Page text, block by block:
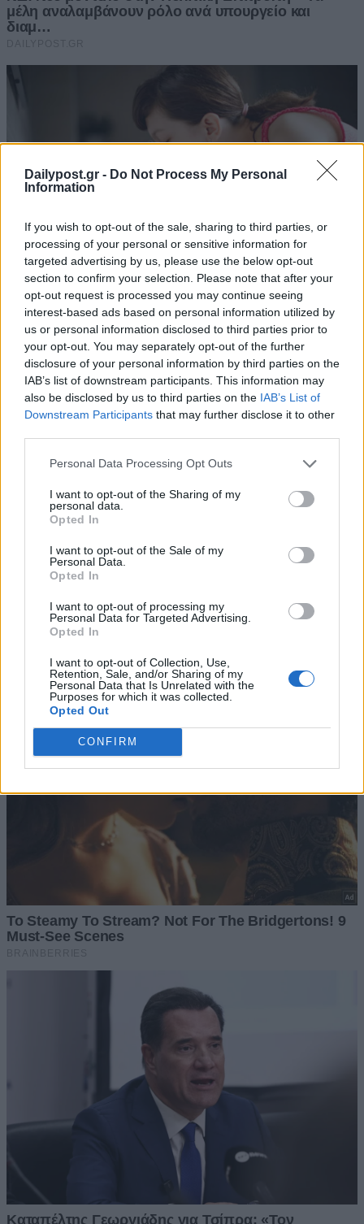
Dailypost.gr - Do Not Process My Personal
Information
If you wish to opt-out of the sale, sharing to third parties, or
processing of your personal or sensitive information for
targeted advertising by us, please use the below opt-out
section to confirm your selection. Please note that after your
opt-out request is processed you may continue seeing
interest-based ads based on personal information utilized by
us or personal information disclosed to third parties prior to
your opt-out. You may separately opt-out of the further
disclosure of your personal information by third parties on the
IAB’s list of downstream participants. This information may
also be disclosed by us to third parties on the IAB’s List of
Downstream Participants that may further disclose it to other
Personal Data Processing Opt Outs
I want to opt-out of the Sharing of my
personal data.
Opted In
I want to opt-out of the Sale of my
Personal Data.
Opted In
I want to opt-out of processing my
Personal Data for Targeted Advertising.
Opted In
I want to opt-out of Collection, Use,
Retention, Sale, and/or Sharing of my
Personal Data that Is Unrelated with the
Purposes for which it was collected.
Opted Out
CONFIRM